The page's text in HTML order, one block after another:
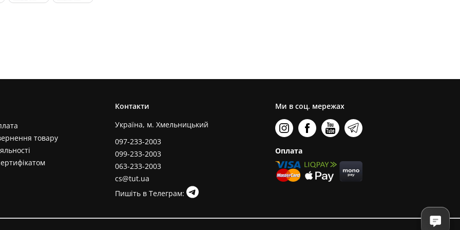
товару
Контакти
Україна, м. Хмельницький
097-233-2003
099-233-2003
063-233-2003
cs@tut.ua
Пишіть в Телеграм:
Ми в соц. мережах
Оплата